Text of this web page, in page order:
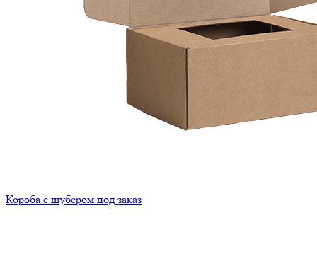
Короба с шубером под заказ